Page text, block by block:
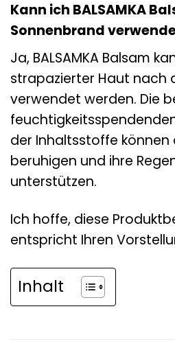
Kann ich BALSAMKA
Sonnenbrand
Ja, BALSAMKA Balsam
strapazierter Haut nach
verwendet werden. Die
der Inhaltsstoffe können
beruhigen und ihre
unterstützen.
Ich hoffe, diese
entspricht Ihren
Inhalt